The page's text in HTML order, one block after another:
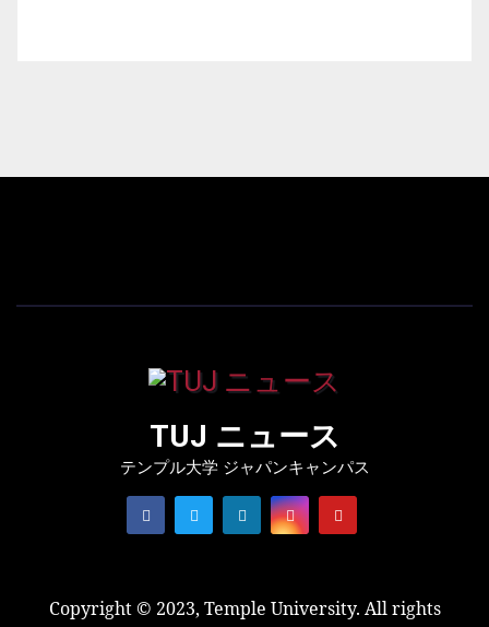
TUJ ニュース
テンプル大学 ジャパンキャンパス
Copyright © 2023, Temple University. All rights